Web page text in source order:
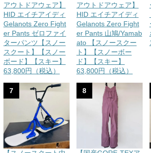
アウトドアウェア】
HID エイチアイディ
Gelanots Zero Fight
er Pants ゼロファイ
ターパンツ【スノー
スクート】【スノー
ボード】【スキー】
63,800円（税込）
アウトドアウェア】
HID エイチアイディ
Gelanots Zero Fight
er Pants 山鳩/Yamab
ato 【スノースクー
ト】【スノーボー
ド】【スキー】
63,800円（税込）
7 8